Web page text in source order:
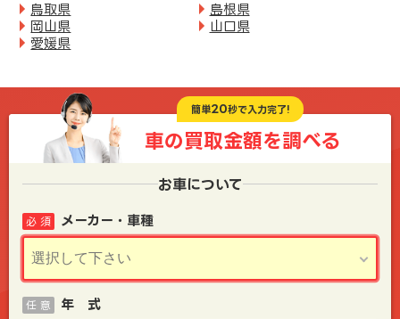
鳥取県
島根県
岡山県
山口県
愛媛県
簡単20秒で入力完了!
車の買取金額を調べる
お車について
メーカー・車種
必 須
年 式
任 意